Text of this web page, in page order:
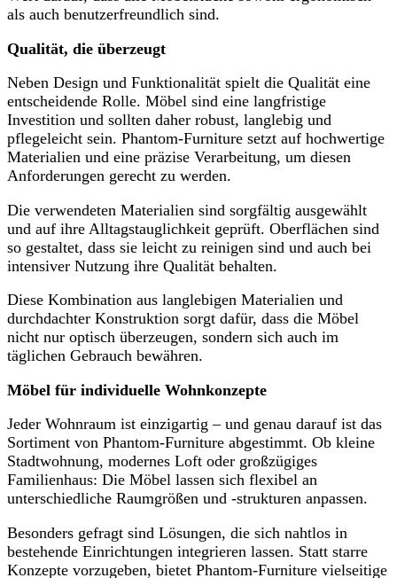
als auch benutzerfreundlich sind.
Qualität, die überzeugt
Neben Design und Funktionalität spielt die Qualität eine
entscheidende Rolle. Möbel sind eine langfristige
Investition und sollten daher robust, langlebig und
pflegeleicht sein. Phantom-Furniture setzt auf hochwertige
Materialien und eine präzise Verarbeitung, um diesen
Anforderungen gerecht zu werden.
Die verwendeten Materialien sind sorgfältig ausgewählt
und auf ihre Alltagstauglichkeit geprüft. Oberflächen sind
so gestaltet, dass sie leicht zu reinigen sind und auch bei
intensiver Nutzung ihre Qualität behalten.
Diese Kombination aus langlebigen Materialien und
durchdachter Konstruktion sorgt dafür, dass die Möbel
nicht nur optisch überzeugen, sondern sich auch im
täglichen Gebrauch bewähren.
Möbel für individuelle Wohnkonzepte
Jeder Wohnraum ist einzigartig – und genau darauf ist das
Sortiment von Phantom-Furniture abgestimmt. Ob kleine
Stadtwohnung, modernes Loft oder großzügiges
Familienhaus: Die Möbel lassen sich flexibel an
unterschiedliche Raumgrößen und -strukturen anpassen.
Besonders gefragt sind Lösungen, die sich nahtlos in
bestehende Einrichtungen integrieren lassen. Statt starre
Konzepte vorzugeben, bietet Phantom-Furniture vielseitige